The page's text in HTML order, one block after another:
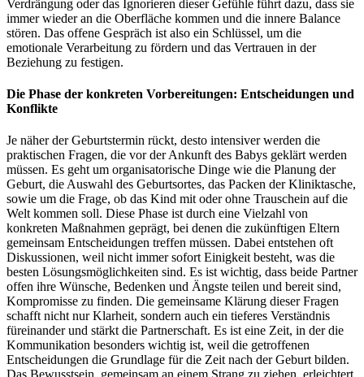
Verdrängung oder das Ignorieren dieser Gefühle führt dazu, dass sie
immer wieder an die Oberfläche kommen und die innere Balance
stören. Das offene Gespräch ist also ein Schlüssel, um die
emotionale Verarbeitung zu fördern und das Vertrauen in der
Beziehung zu festigen.
Die Phase der konkreten Vorbereitungen: Entscheidungen und
Konflikte
Je näher der Geburtstermin rückt, desto intensiver werden die
praktischen Fragen, die vor der Ankunft des Babys geklärt werden
müssen. Es geht um organisatorische Dinge wie die Planung der
Geburt, die Auswahl des Geburtsortes, das Packen der Kliniktasche,
sowie um die Frage, ob das Kind mit oder ohne Trauschein auf die
Welt kommen soll. Diese Phase ist durch eine Vielzahl von
konkreten Maßnahmen geprägt, bei denen die zukünftigen Eltern
gemeinsam Entscheidungen treffen müssen. Dabei entstehen oft
Diskussionen, weil nicht immer sofort Einigkeit besteht, was die
besten Lösungsmöglichkeiten sind. Es ist wichtig, dass beide Partner
offen ihre Wünsche, Bedenken und Ängste teilen und bereit sind,
Kompromisse zu finden. Die gemeinsame Klärung dieser Fragen
schafft nicht nur Klarheit, sondern auch ein tieferes Verständnis
füreinander und stärkt die Partnerschaft. Es ist eine Zeit, in der die
Kommunikation besonders wichtig ist, weil die getroffenen
Entscheidungen die Grundlage für die Zeit nach der Geburt bilden.